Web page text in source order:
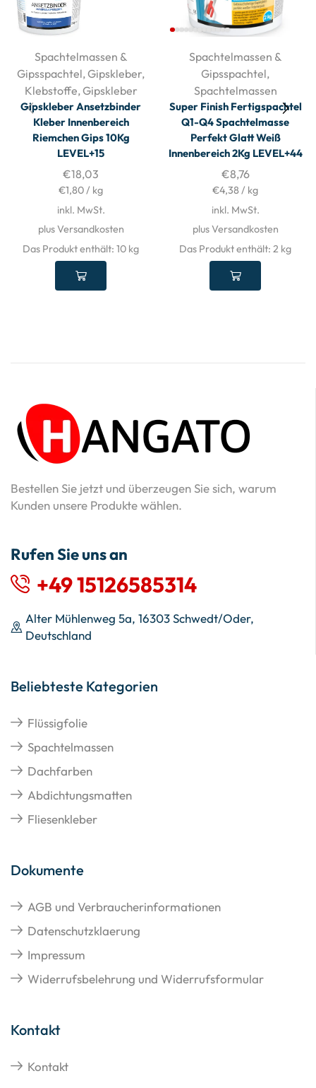
Spachtelmassen &
Gipsspachtel,Gipskleber,
Klebstoffe,Gipskleber
Gipskleber Ansetzbinder
Kleber Innenbereich
Riemchen Gips 10Kg
LEVEL+15
€18,03
€1,80/ kg
inkl. MwSt.
plus Versandkosten
Das Produkt enthält: 10 kg
Spachtelmassen &
Gipsspachtel,
Spachtelmassen
Super Finish Fertigspachtel
Q1-Q4 Spachtelmasse
Perfekt Glatt Weiß
Innenbereich 2Kg LEVEL+44
€8,76
€4,38/ kg
inkl. MwSt.
plus Versandkosten
Das Produkt enthält: 2 kg
Bestellen Sie jetzt und überzeugen Sie sich, warum
Kunden unsere Produkte wählen.
Rufen Sie uns an
+49 15126585314
Alter Mühlenweg 5a, 16303 Schwedt/Oder,
Deutschland
Beliebteste Kategorien
Flüssigfolie
Spachtelmassen
Dachfarben
Abdichtungsmatten
Fliesenkleber
Dokumente
AGB und Verbraucherinformationen
Datenschutzklaerung
Impressum
Widerrufsbelehrung und Widerrufsformular
Kontakt
Kontakt